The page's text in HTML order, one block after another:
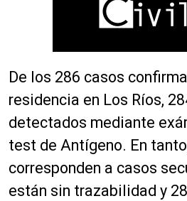
De los 286 casos
residencia en Los Ríos,
detectados mediante
test de Antígeno. En
corresponden a casos
están sin trazabilidad y